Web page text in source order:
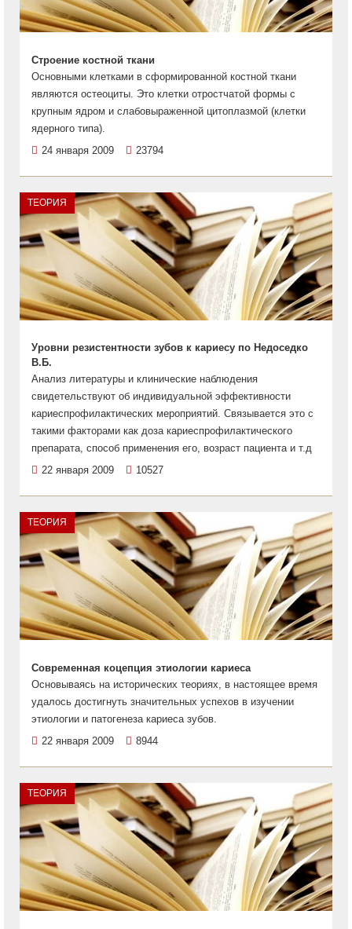
Строение костной ткани
Основными клетками в сформированной костной ткани
являются остеоциты. Это клетки отростчатой формы с
крупным ядром и слабовыраженной цитоплазмой (клетки
ядерного типа).
24 января 2009
23794
ТЕОРИЯ
Уровни резистентности зубов к кариесу по Недоседко
В.Б.
Анализ литературы и клинические наблюдения
свидетельствуют об индивидуальной эффективности
кариеспрофилактических мероприятий. Связывается это с
такими факторами как доза кариеспрофилактического
препарата, способ применения его, возраст пациента и т.д
22 января 2009
10527
ТЕОРИЯ
Современная коцепция этиологии кариеса
Основываясь на исторических теориях, в настоящее время
удалось достигнуть значительных успехов в изучении
этиологии и патогенеза кариеса зубов.
22 января 2009
8944
ТЕОРИЯ